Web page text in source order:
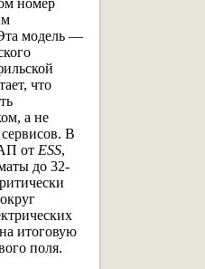
модель —
что
а не
В
от ESS,
до 32-
итоговую
поля.